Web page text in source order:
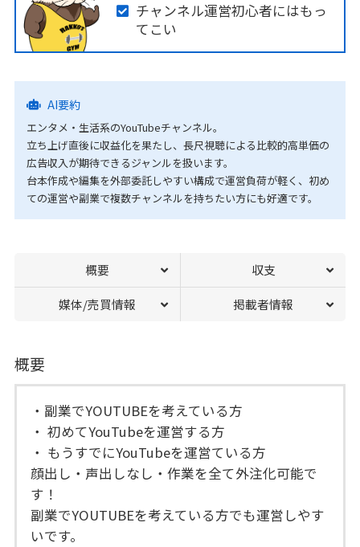
チャンネル運営初心者にはもっ
てこい
AI要約
エンタメ・生活系のYouTubeチャンネル。
立ち上げ直後に収益化を果たし、長尺視聴による比較的高単価の
広告収入が期待できるジャンルを扱います。
台本作成や編集を外部委託しやすい構成で運営負荷が軽く、初め
ての運営や副業で複数チャンネルを持ちたい方にも好適です。
概要 収支
媒体/売買情報 掲載者情報
概要
・副業でYOUTUBEを考えている方
・ 初めてYouTubeを運営する方
・ もうすでにYouTubeを運営ている方
顔出し・声出しなし・作業を全て外注化可能で
す！
副業でYOUTUBEを考えている方でも運営しやす
いです。